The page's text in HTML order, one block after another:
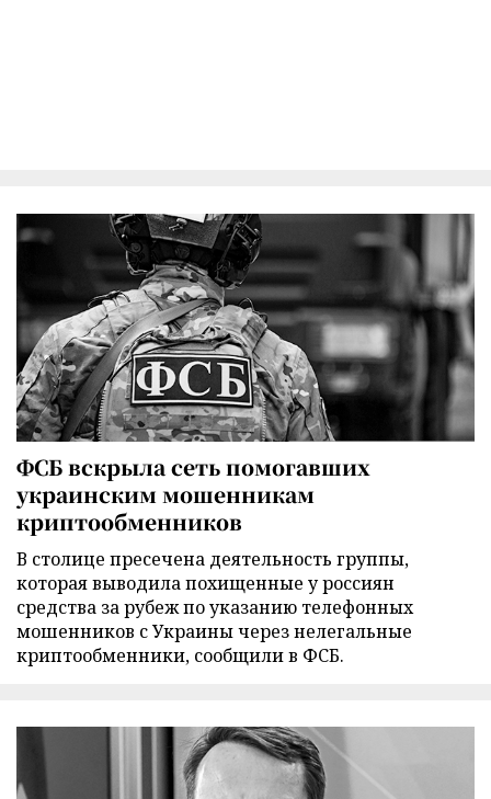
ФСБ вскрыла сеть помогавших
украинским мошенникам
криптообменников
В столице пресечена деятельность группы,
которая выводила похищенные у россиян
средства за рубеж по указанию телефонных
мошенников с Украины через нелегальные
криптообменники, сообщили в ФСБ.